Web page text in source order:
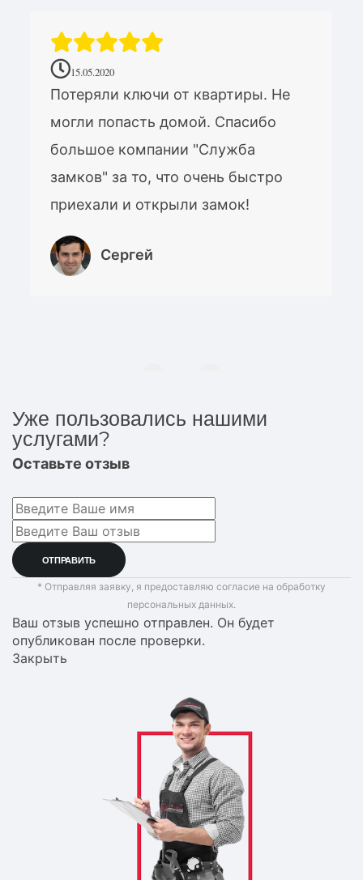
15.05.2020
Потеряли ключи от квартиры. Не
могли попасть домой. Спасибо
большое компании "Служба
замков" за то, что очень быстро
приехали и открыли замок!
Сергей
Уже пользовались нашими
услугами?
Оставьте отзыв
* Отправляя заявку, я предоставляю согласие на обработку
персональных данных.
Ваш отзыв успешно отправлен. Он будет
опубликован после проверки.
Закрыть